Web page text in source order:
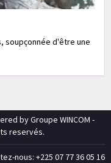
soupçonnée d'être une
by Groupe WINCOM -
reservés.
nous: +225 07 77 36 05 16